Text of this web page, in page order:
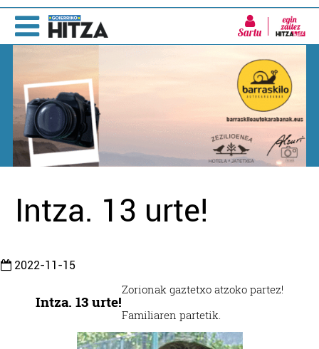
Sartu
Intza. 13 urte!
2022-11-15
Intza. 13 urte!
Zorionak gaztetxo atzoko partez!
Familiaren partetik.